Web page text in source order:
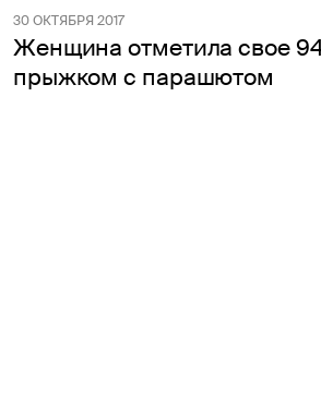
30 ОКТЯБРЯ 2017
Женщина отметила свое
прыжком с парашютом